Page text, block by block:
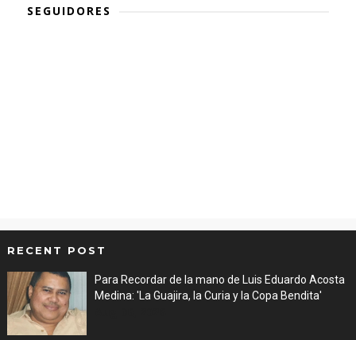
SEGUIDORES
RECENT POST
Para Recordar de la mano de Luis Eduardo Acosta
Medina: 'La Guajira, la Curia y la Copa Bendita'